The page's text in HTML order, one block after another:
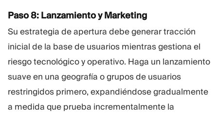
Paso 8: Lanzamiento y Marketing
Su estrategia de apertura debe generar tracción
inicial de la base de usuarios mientras gestiona el
riesgo tecnológico y operativo. Haga un lanzamiento
suave en una geografía o grupos de usuarios
restringidos primero, expandiéndose gradualmente
a medida que prueba incrementalmente la